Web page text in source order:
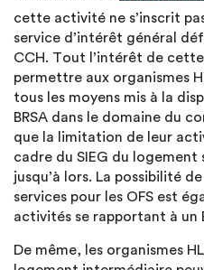
cette activité ne s’inscrit
service d’intérêt général
CCH. Tout l’intérêt de
permettre aux organismes
tous les moyens mis à la
BRSA dans le domaine du
que la limitation de leur
cadre du SIEG du
jusqu’à lors. La possibilité
services pour les OFS est
activités se rapportant à un
De même, les organismes